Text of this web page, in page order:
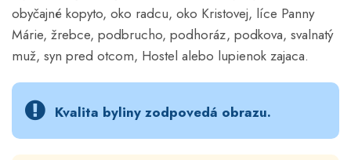
obyčajné kopyto, oko radcu, oko Kristovej, líce Panny
Márie, žrebce, podbrucho, podhoráz, podkova, svalnatý
muž, syn pred otcom, Hostel alebo lupienok zajaca.
Kvalita byliny zodpovedá obrazu.